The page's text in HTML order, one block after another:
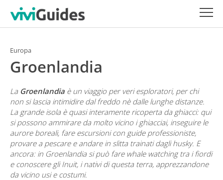
Europa
Groenlandia
La Groenlandia è un viaggio per veri esploratori, per chi
non si lascia intimidire dal freddo nè dalle lunghe distanze.
La grande isola è quasi interamente ricoperta da ghiacci: qui
si possono ammirare da molto vicino i ghiacciai, inseguire le
aurore boreali, fare escursioni con guide professioniste,
provare a pescare e andare in slitta trainati dagli husky. E
ancora: in Groenlandia si può fare whale watchingtra i fiordi
e conoscere gli Inuit, i nativi di questa terra, apprezzandone
da vicino usi e costumi.